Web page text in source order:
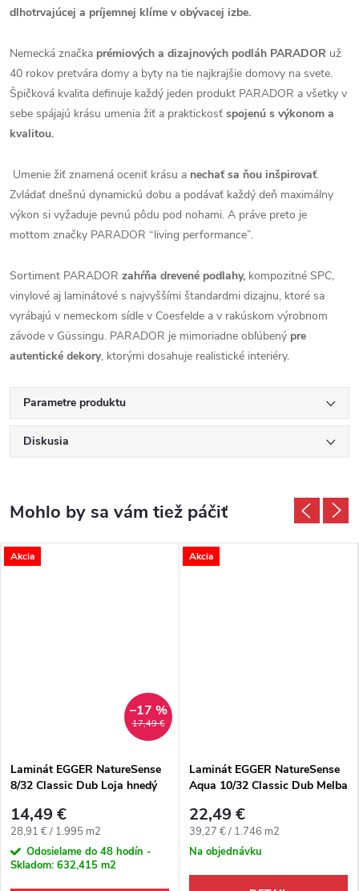
dlhotrvajúcej a príjemnej klíme v obývacej izbe.
Nemecká značka prémiových a dizajnových podláh PARADOR už
40 rokov pretvára domy a byty na tie najkrajšie domovy na svete.
Špičková kvalita definuje každý jeden produkt PARADOR a všetky v
sebe spájajú krásu umenia žiť a praktickosť spojenú s výkonom a
kvalitou.
Umenie žiť znamená oceniť krásu a nechať sa ňou inšpirovať.
Zvládať dnešnú dynamickú dobu a podávať každý deň maximálny
výkon si vyžaduje pevnú pôdu pod nohami. A práve preto je
mottom značky PARADOR “living performance”.
Sortiment PARADOR zahŕňa drevené podlahy, kompozitné SPC,
vinylové aj laminátové s najvyššími štandardmi dizajnu, ktoré sa
vyrábajú v nemeckom sídle v Coesfelde a v rakúskom výrobnom
závode v Güssingu. PARADOR je mimoriadne obľúbený pre
autentické dekory, ktorými dosahuje realistické interiéry.
Parametre produktu
Diskusia
Akcia
17,49 €
–17 %
Laminát EGGER NatureSense
8/32 Classic Dub Loja hnedý
14,49 €
Jednotková cena:
28,91 € / 1.995 m2
Odosielame do 48 hodín -
Skladom: 632,415 m2
Akcia
Laminát EGGER NatureSense
Aqua 10/32 Classic Dub Melba
22,49 €
Jednotková cena:
39,27 € / 1.746 m2
Na objednávku